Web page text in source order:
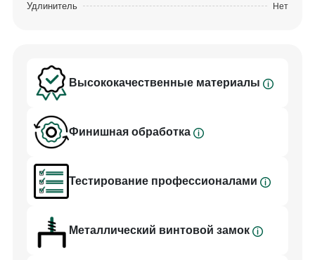
Удлинитель Нет
Высококачественные материалы
Финишная обработка
Тестирование профессионалами
Металлический винтовой замок